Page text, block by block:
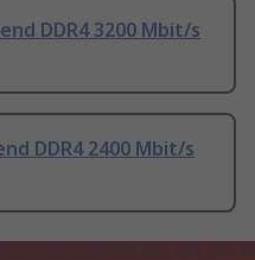
DDR4 3200 Mbit/s
DDR4 2400 Mbit/s